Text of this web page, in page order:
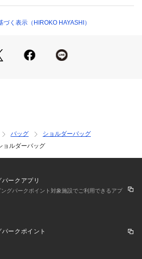
ただけます。
る為、シワに個体差があります。
く表示（HIROKO HAYASHI）
バッグ
ショルダーバッグ
ョルダーバッグ
ークアプリ
グパークポイント対象施設でご利用できるアプ
ークポイント